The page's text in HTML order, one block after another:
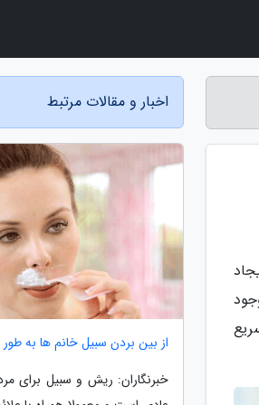
اخبار و مقالات مرتبط
از بین بردن سبیل خانم ها به
خبرنگاران: ریش و سبیل برای